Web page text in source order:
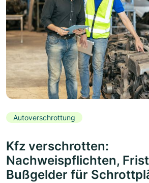
Autoverschrottung
Kfz verschrotten:
Nachweispflichten,
Bußgelder für